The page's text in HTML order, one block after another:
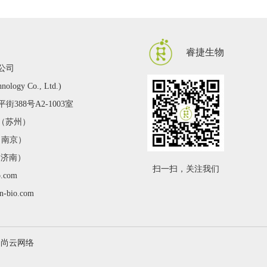
司
Co., Ltd.)
街388号A2-1003室
苏州）
京）
南）
bio.com
睿捷生物
扫一扫，关注我们
云网络